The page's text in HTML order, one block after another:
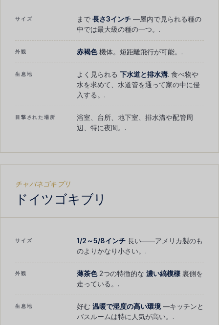
サイズ まで 長さ3インチ ―屋内で見られる種の
中では最大級の種の一つ。.
外観 赤褐色機体。短距離飛行が可能。.
生息地 よく見られる 下水道と排水溝. 食べ物や
水を求めて、水道管を通って家の中に侵
入する。.
目撃された場所
浴室、台所、地下室、排水溝や配管周
辺、特に夜間。.
チャバネゴキブリ
ドイツゴキブリ
サイズ 1/2～5/8インチ 長い――アメリカ製のも
のよりかなり小さい。.
外観 薄茶色2つの特徴的な 濃い縞模様 裏側を
走っている。.
生息地 好む 温暖で湿度の高い環境 ―キッチンと
バスルームは特に人気が高い。.